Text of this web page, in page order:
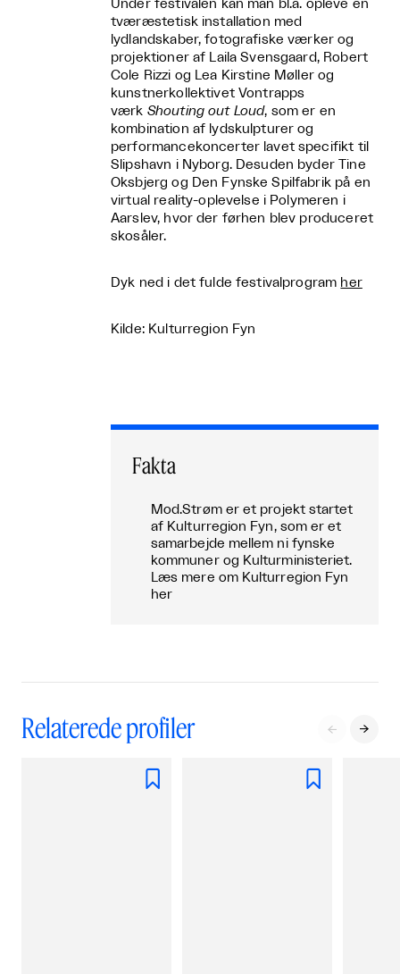
Under festivalen kan man bl.a. opleve en
tværæstetisk installation med
lydlandskaber, fotografiske værker og
projektioner af Laila Svensgaard, Robert
Cole Rizzi og Lea Kirstine Møller og
kunstnerkollektivet Vontrapps
værk Shouting out Loud, som er en
kombination af lydskulpturer og
performancekoncerter lavet specifikt til
Slipshavn i Nyborg. Desuden byder Tine
Oksbjerg og Den Fynske Spilfabrik på en
virtual reality-oplevelse i Polymeren i
Aarslev, hvor der førhen blev produceret
skosåler.
Dyk ned i det fulde festivalprogram her
Kilde: Kulturregion Fyn
Fakta
Mod.Strøm er et projekt startet
af Kulturregion Fyn, som er et
samarbejde mellem ni fynske
kommuner og Kulturministeriet.
Læs mere om Kulturregion Fyn
her
Relaterede profiler  
 